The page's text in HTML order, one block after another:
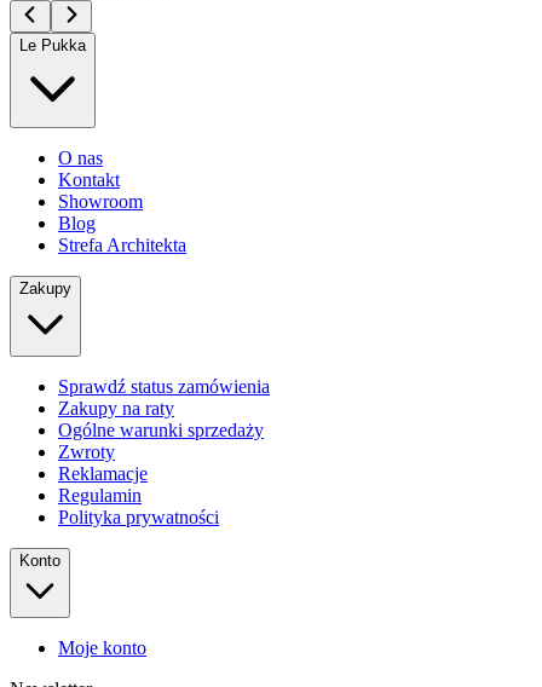
Le Pukka
O nas
Kontakt
Showroom
Blog
Strefa Architekta
Zakupy
Sprawdź status zamówienia
Zakupy na raty
Ogólne warunki sprzedaży
Zwroty
Reklamacje
Regulamin
Polityka prywatności
Konto
Moje konto